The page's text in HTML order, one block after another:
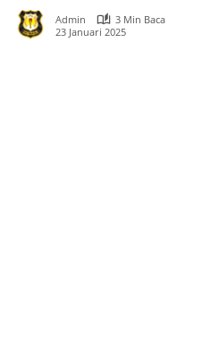
Admin
3 Min Baca
23 Januari 2025